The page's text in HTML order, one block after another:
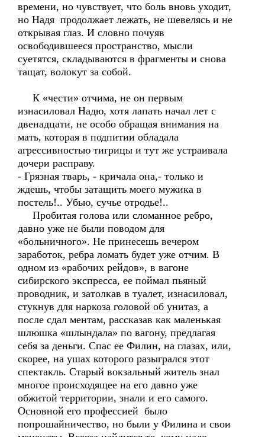
времени, но чувствует, что боль вновь уходит,
но Надя продолжает лежать, не шевелясь и не
открывая глаз. И словно почуяв
освободившееся пространство, мысли
суетятся, складываются в фрагменты и снова
тащат, волокут за собой.
К «чести» отчима, не он первым
изнасиловал Надю, хотя лапать начал лет с
двенадцати, не особо обращая внимания на
мать, которая в подпитии обладала
агрессивностью тигрицы и тут же устраивала
дочери расправу.
- Грязная тварь, - кричала она,- только и
ждешь, чтобы затащить моего мужика в
постель!.. Убью, сучье отродье!..
Пробитая голова или сломанное ребро,
давно уже не были поводом для
«больничного». Не принесешь вечером
заработок, ребра ломать будет уже отчим. В
одном из «рабочих рейдов», в вагоне
сибирского экспресса, ее поймал пьяный
проводник, и затолкав в туалет, изнасиловал,
стукнув для наркоза головой об унитаз, а
после сдал ментам, рассказав как маленькая
шлюшка «шлындала» по вагону, предлагая
себя за деньги. Спас ее Филин, на глазах, или,
скорее, на ушах которого разыгрался этот
спектакль. Старый вокзальный житель знал
многое происходящее на его давно уже
обжитой территории, знали и его самого.
Основной его профессией было
попрошайничество, но были у Филина и свои